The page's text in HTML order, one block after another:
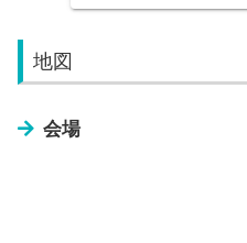
地図
会場